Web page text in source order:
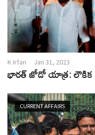
K Irfan Jan 31, 2023
భారత్ జోడో యాత్ర: లౌకిక
CURRENT AFFAIRS